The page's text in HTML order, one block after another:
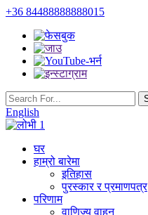
+36 84488888888015
English
घर
हाम्रो बारेमा
इतिहास
पुरस्कार र प्रमाणपत्र
परिणाम
वाणिज्य वाहन